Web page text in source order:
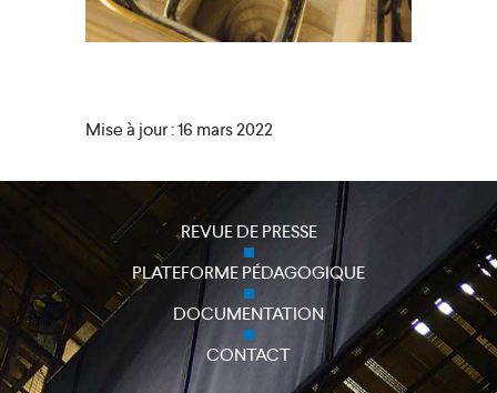
Mise à jour : 16 mars 2022
REVUE DE PRESSE
PLATEFORME PÉDAGOGIQUE
DOCUMENTATION
CONTACT